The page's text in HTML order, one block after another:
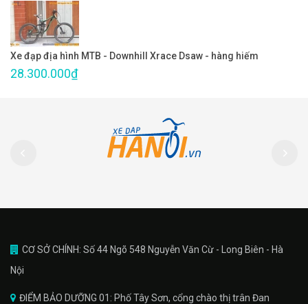
Xe đạp địa hình MTB - Downhill Xrace Dsaw - hàng hiếm
28.300.000₫
CƠ SỞ CHÍNH: Số 44 Ngõ 548 Nguyễn Văn Cừ - Long Biên - Hà
Nội
ĐIỂM BẢO DƯỠNG 01: Phố Tây Sơn, cổng chào thị trân Đan